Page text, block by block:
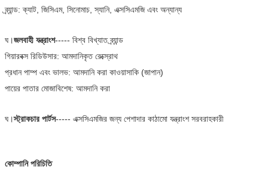
ব্র্যান্ড: ক্যাট, জিসিএম, সিনোমাচ, স্যানি, এক্সসিএমজি এবং অন্যান্য
ঘ।জলবাহী যন্ত্রাংশ----- বিশ্ব বিখ্যাত ব্র্যান্ড
গিয়ারবক্স রিডিউসার: আমদানিকৃত রেক্স্রোথ
প্রধান পাম্প এবং ভালভ: আমদানি করা কাওয়াসাকি (জাপান)
পায়ের পাতার মোজাবিশেষ: আমদানি করা
ঘ।স্ট্রাকচার পার্টস----- এক্সসিএমজির জন্য পেশাদার কাঠামো যন্ত্রাংশ সরবরাহকারী
কোম্পানি পরিচিতি